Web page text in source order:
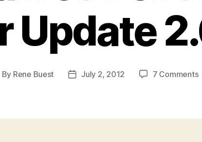
Update
By Rene Buest
PostJuly 2, 2012 7 Commentson